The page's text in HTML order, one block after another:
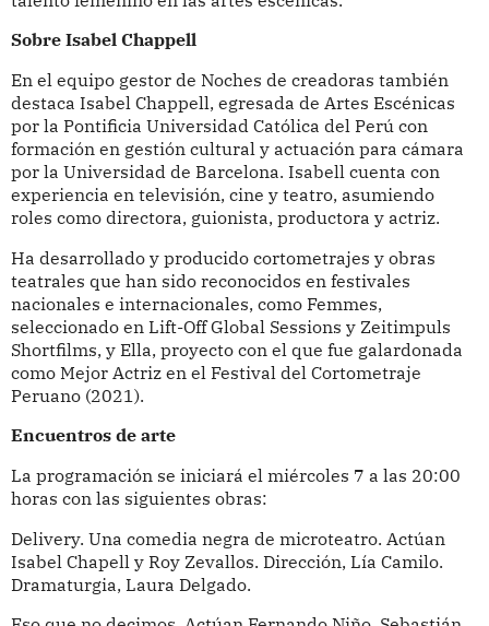
Sobre Isabel Chappell
En el equipo gestor de Noches de creadoras también
destaca Isabel Chappell, egresada de Artes Escénicas
por la Pontificia Universidad Católica del Perú con
formación en gestión cultural y actuación para cámara
por la Universidad de Barcelona. Isabell cuenta con
experiencia en televisión, cine y teatro, asumiendo
roles como directora, guionista, productora y actriz.
Ha desarrollado y producido cortometrajes y obras
teatrales que han sido reconocidos en festivales
nacionales e internacionales, como Femmes,
seleccionado en Lift-Off Global Sessions y Zeitimpuls
Shortfilms, y Ella, proyecto con el que fue galardonada
como Mejor Actriz en el Festival del Cortometraje
Peruano (2021).
Encuentros de arte
La programación se iniciará el miércoles 7 a las 20:00
horas con las siguientes obras:
Delivery. Una comedia negra de microteatro. Actúan
Isabel Chapell y Roy Zevallos. Dirección, Lía Camilo.
Dramaturgia, Laura Delgado.